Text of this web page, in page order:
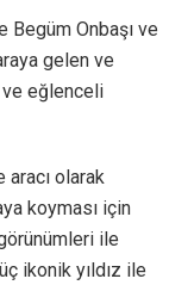
Begüm Onbaşı ve
gelen ve
ve eğlenceli
olarak
koyması için
ile
ikonik yıldız ile